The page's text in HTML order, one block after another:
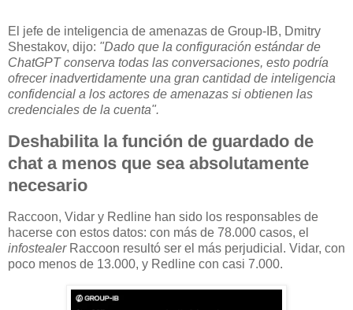
El jefe de inteligencia de amenazas de Group-IB, Dmitry
Shestakov, dijo: "Dado que la configuración estándar de
ChatGPT conserva todas las conversaciones, esto podría
ofrecer inadvertidamente una gran cantidad de inteligencia
confidencial a los actores de amenazas si obtienen las
credenciales de la cuenta".
Deshabilita la función de guardado de
chat a menos que sea absolutamente
necesario
Raccoon, Vidar y Redline han sido los responsables de
hacerse con estos datos: con más de 78.000 casos, el
infostealer Raccoon resultó ser el más perjudicial. Vidar, con
poco menos de 13.000, y Redline con casi 7.000.